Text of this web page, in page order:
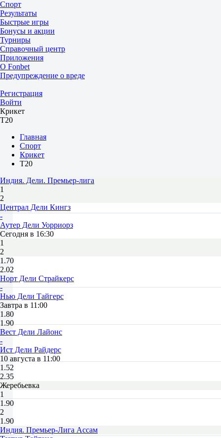
Спорт
Результаты
Быстрые игры
Бонусы и акции
Турниры
Справочный центр
Приложения
О Fonbet
Предупреждение о вреде
Регистрация
Войти
Крикет
T20
Главная
Спорт
Крикет
T20
Индия. Дели. Премьер-лига
1
2
Централ Дели Кингз
-
Аутер Дели Уорриорз
Сегодня в 16:30
1
2
1.70
2.02
Норт Дели Страйкерс
-
Нью Дели Тайгерс
Завтра в 11:00
1.80
1.90
Вест Дели Лайонс
-
Ист Дели Райдерс
10 августа в 11:00
1.52
2.35
Жеребьевка
1
1.90
2
1.90
Индия. Премьер-Лига Ассам